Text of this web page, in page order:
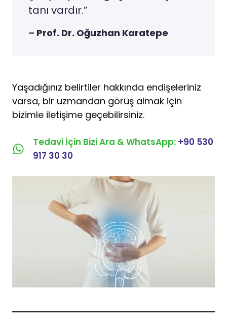
tanı vardır.”
– Prof. Dr. Oğuzhan Karatepe
Yaşadığınız belirtiler hakkında endişeleriniz
varsa, bir uzmandan görüş almak için
bizimle iletişime geçebilirsiniz.
Tedavi İçin Bizi Ara & WhatsApp: +90 530
917 30 30